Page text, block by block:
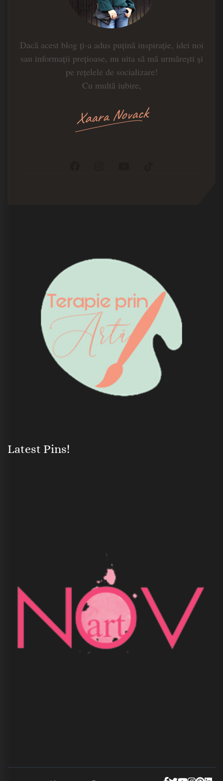
Dacă acest blog ți-a adus puțină inspirație, idei noi
sau informații prețioase, nu uita să mă urmărești și
pe rețelele de socializare!
Cu multă iubire,
Xaara Novack
Latest Pins!